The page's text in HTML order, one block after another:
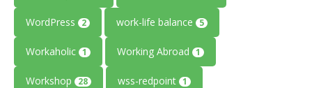
WordPress 2 work-life balance 5
Workaholic 1 Working Abroad 1
Workshop 28 wss-redpoint 1